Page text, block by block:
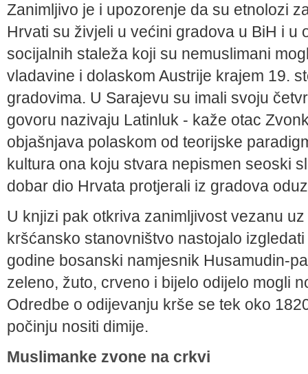
Zanimljivo je i upozorenje da su etnolozi
Hr­vati su živjeli u većini gradova u BiH i u
socijalnih staleža koji su nemuslimani
vladavine i dolaskom Austrije krajem 19.
gradovima. U Sarajevu su imali svoju
govoru nazivaju Latinluk - kaže otac
objašnjava po­laskom od teorijske
kultura ona koju stvara nepismen seoski
dobar dio Hrvata protjerali iz gradova
U knjizi pak otkriva zanimljivost vezanu
kršćansko stanovništvo nastojalo
godine bosanski namjesnik Husamudin-
zeleno, žuto, crveno i bijelo odijelo mogli
Odredbe o odijevanju krše se tek oko
počinju nositi dimije.
Muslimanke zvone na crkvi